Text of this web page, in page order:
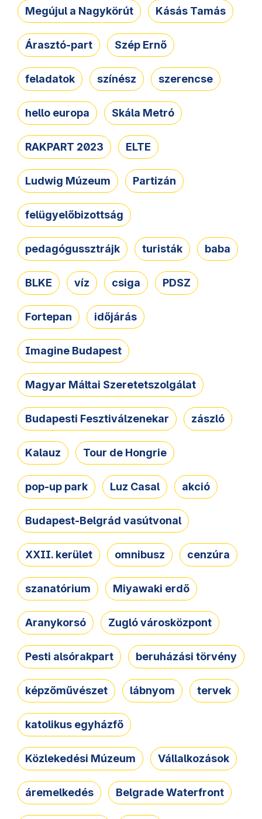
Megújul a Nagykörút Kásás Tamás
Árasztó-part Szép Ernő
feladatok színész szerencse
hello europa Skála Metró
RAKPART 2023 ELTE
Ludwig Múzeum Partizán
felügyelőbizottság
pedagógussztrájk turisták baba
BLKE víz csiga PDSZ
Fortepan időjárás
Imagine Budapest
Magyar Máltai Szeretetszolgálat
Budapesti Fesztiválzenekar zászló
Kalauz Tour de Hongrie
pop-up park Luz Casal akció
Budapest-Belgrád vasútvonal
XXII. kerület omnibusz cenzúra
szanatórium Miyawaki erdő
Aranykorsó Zugló városközpont
Pesti alsórakpart beruházási törvény
képzőművészet lábnyom tervek
katolikus egyházfő
Közlekedési Múzeum Vállalkozások
áremelkedés Belgrade Waterfront